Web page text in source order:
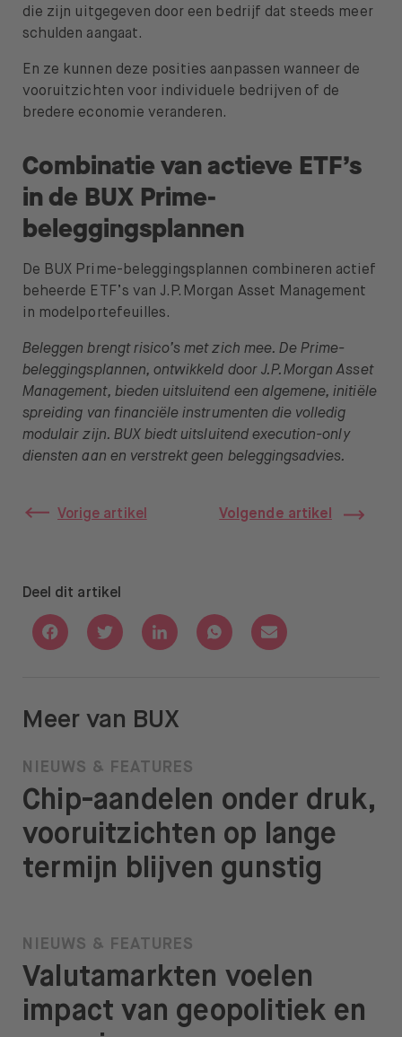
die zijn uitgegeven door een bedrijf dat steeds meer
schulden aangaat.
En ze kunnen deze posities aanpassen wanneer de
vooruitzichten voor individuele bedrijven of de
bredere economie veranderen.
Combinatie van actieve ETF’s
in de BUX Prime-
beleggingsplannen
De BUX Prime-beleggingsplannen combineren actief
beheerde ETF’s van J.P. Morgan Asset Management
in modelportefeuilles.
Beleggen brengt risico’s met zich mee. De Prime-
beleggingsplannen, ontwikkeld door J.P. Morgan Asset
Management, bieden uitsluitend een algemene, initiële
spreiding van financiële instrumenten die volledig
modulair zijn. BUX biedt uitsluitend execution-only
diensten aan en verstrekt geen beleggingsadvies.
Vorige artikel Volgende artikel
Deel dit artikel
Deel via Facebook
Deel via TwitterDeel via Linkedin
Deel via Whatsapp
Deel via Email
Meer van BUX
NIEUWS & FEATURES
Chip-aandelen onder druk,
vooruitzichten op lange
termijn blijven gunstig
NIEUWS & FEATURES
Valutamarkten voelen
impact van geopolitiek en